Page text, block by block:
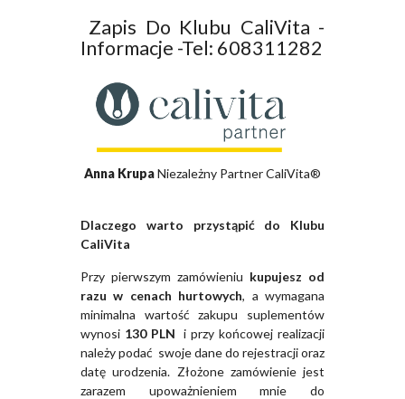
Zapis Do Klubu CaliVita -
Informacje -Tel: 608311282
Anna KrupaNiezależny Partner CaliVita®
Dlaczego warto przystąpić do Klubu
CaliVita
Przy pierwszym zamówieniu kupujesz od
razu w cenach hurtowych, a wymagana
minimalna wartość zakupu suplementów
wynosi 130 PLN i przy końcowej realizacji
należy podać swoje dane do rejestracji oraz
datę urodzenia. Złożone zamówienie jest
zarazem upoważnieniem mnie do